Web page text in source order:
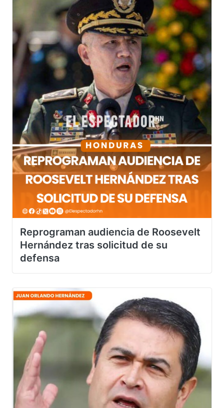
Reprograman audiencia de Roosevelt
Hernández tras solicitud de su